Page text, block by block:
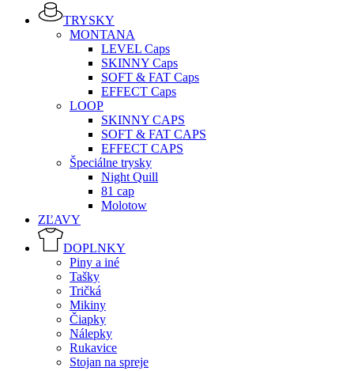
TRYSKY
MONTANA
LEVEL Caps
SKINNY Caps
SOFT & FAT Caps
EFFECT Caps
LOOP
SKINNY CAPS
SOFT & FAT CAPS
EFFECT CAPS
Špeciálne trysky
Night Quill
81 cap
Molotow
ZĽAVY
DOPLNKY
Piny a iné
Tašky
Tričká
Mikiny
Čiapky
Nálepky
Rukavice
Stojan na spreje